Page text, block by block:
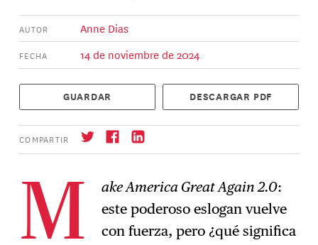
AUTOR Anne Dias
FECHA 14 de noviembre de 2024
GUARDAR DESCARGAR PDF
COMPARTIR
→ Suscríbase
M ake America Great Again 2.0:
este poderoso eslogan vuelve
con fuerza, pero ¿qué significa